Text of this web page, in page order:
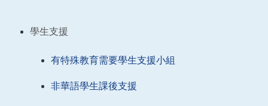
學生支援
有特殊教育需要學生支援小組
非華語學生課後支援